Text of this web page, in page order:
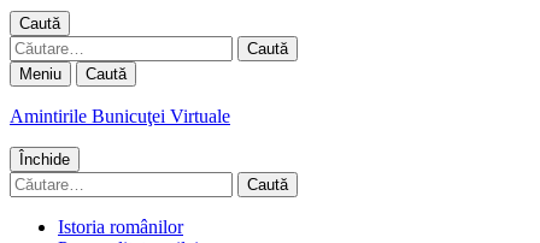
Caută
Caută
după:
Meniu Caută
Amintirile Bunicuţei Virtuale
Închide
Caută
după:
Istoria românilor